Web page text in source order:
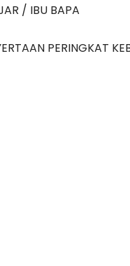
/ IBU BAPA
PERINGKAT